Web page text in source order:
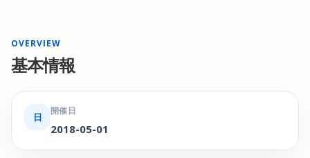
OVERVIEW
基本情報
日
開催日
2018-05-01